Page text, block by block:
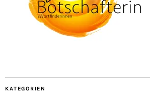
KATEGORIEN